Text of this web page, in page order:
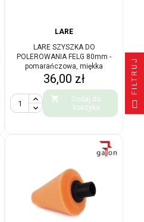
LARE
LARE SZYSZKA DO
POLEROWANIA FELG 80mm -
pomarańczowa, miękka
Cena
36,00 zł

Dodaj do
koszyka
FILTRUJ